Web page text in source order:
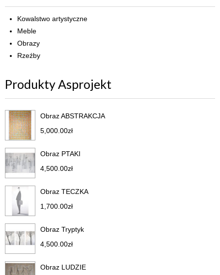
Kowalstwo artystyczne
Meble
Obrazy
Rzeźby
Produkty Asprojekt
Obraz ABSTRAKCJA
5,000.00zł
Obraz PTAKI
4,500.00zł
Obraz TECZKA
1,700.00zł
Obraz Tryptyk
4,500.00zł
Obraz LUDZIE